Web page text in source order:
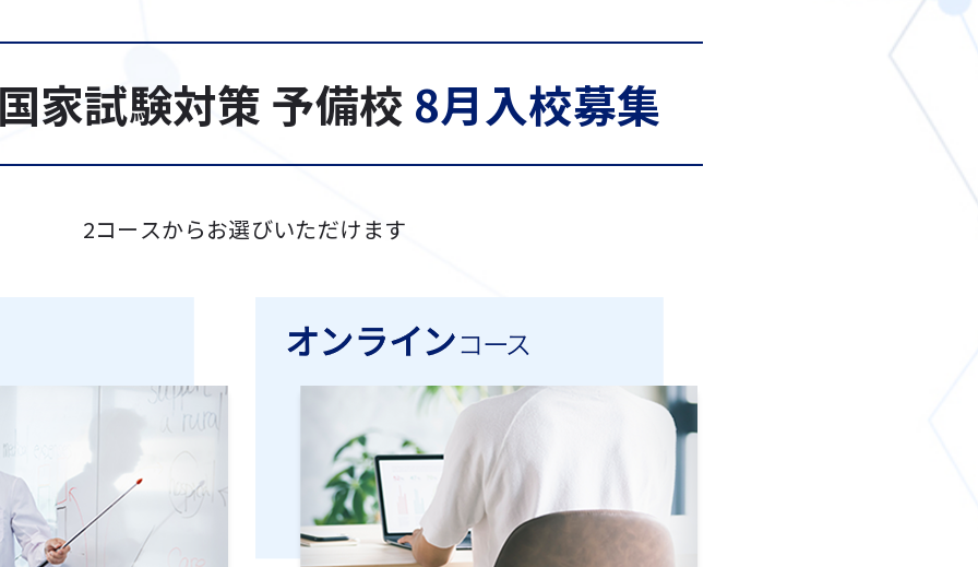
家試験対策 予備校 8月入校募集
2コースからお選びいただけます